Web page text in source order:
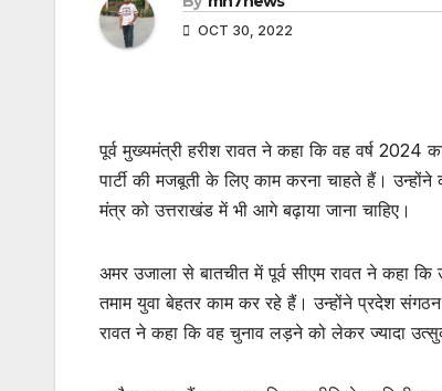
OCT 30, 2022
पूर्व मुख्यमंत्री हरीश रावत ने कहा कि वह वर्ष
पार्टी की मजबूती के लिए काम करना चाहते हैं।
मंत्र को उत्तराखंड में भी आगे बढ़ाया जाना चाहिए।
अमर उजाला से बातचीत में पूर्व सीएम रावत ने कहा
तमाम युवा बेहतर काम कर रहे हैं। उन्होंने प्रदेश
रावत ने कहा कि वह चुनाव लड़ने को लेकर ज्यादा